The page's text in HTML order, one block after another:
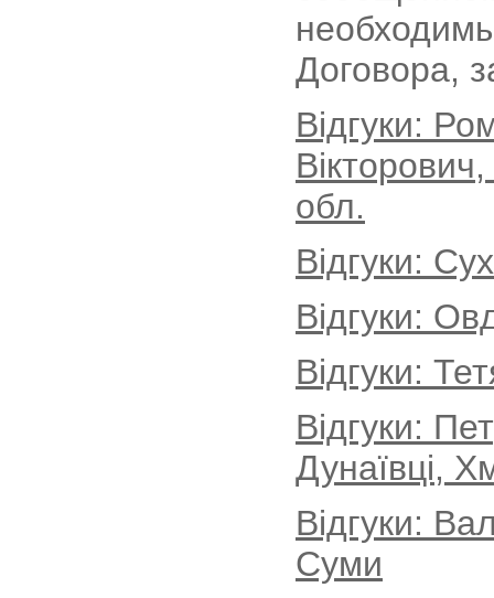
Договора,
Відгуки:
обл.
Відгуки:
Відгуки:
Відгуки:
Відгуки:
Дунаївці,
Відгуки:
Суми